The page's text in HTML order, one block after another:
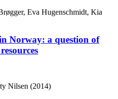
Eva Hugenschmidt, Kia
Norway: a question of
Nilsen (2014)